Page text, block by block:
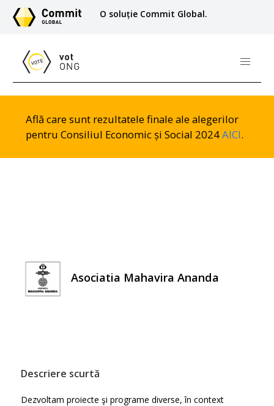
O soluție Commit Global.
Află care sunt rezultatele finale ale alegerilor
pentru Consiliul Economic și Social 2024AICI.
Asociatia Mahavira Ananda
Descriere scurtă
Dezvoltam proiecte şi programe diverse, în context